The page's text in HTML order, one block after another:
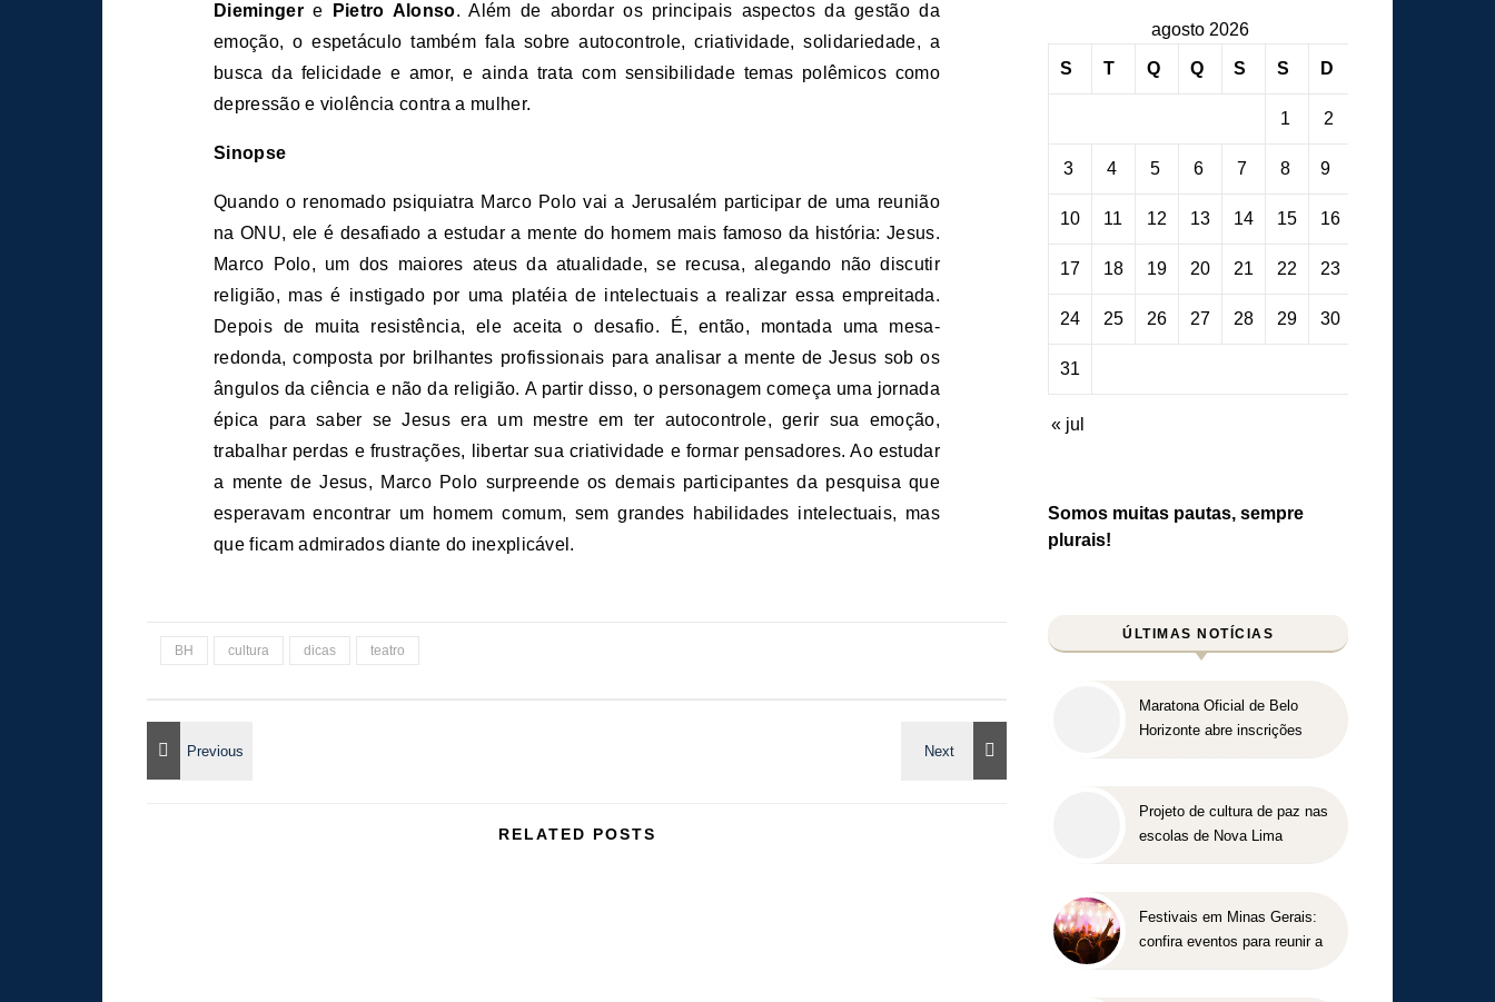
Diemingere Pietro Alonso. Além de abordar os principais aspectos da gestão da
emoção, o espetáculo também fala sobre autocontrole, criatividade, solidariedade, a
busca da felicidade e amor, e ainda trata com sensibilidade temas polêmicos como
depressão e violência contra a mulher.
Sinopse
Quando o renomado psiquiatra Marco Polo vai a Jerusalém participar de uma reunião
na ONU, ele é desafiado a estudar a mente do homem mais famoso da história: Jesus.
Marco Polo, um dos maiores ateus da atualidade, se recusa, alegando não discutir
religião, mas é instigado por uma platéia de intelectuais a realizar essa empreitada.
Depois de muita resistência, ele aceita o desafio. É, então, montada uma mesa-
redonda, composta por brilhantes profissionais para analisar a mente de Jesus sob os
ângulos da ciência e não da religião. A partir disso, o personagem começa uma jornada
épica para saber se Jesus era um mestre em ter autocontrole, gerir sua emoção,
trabalhar perdas e frustrações, libertar sua criatividade e formar pensadores. Ao estudar
a mente de Jesus, Marco Polo surpreende os demais participantes da pesquisa que
esperavam encontrar um homem comum, sem grandes habilidades intelectuais, mas
que ficam admirados diante do inexplicável.
BH cultura dicas teatro
RELATED POSTS
agosto 2026
S T Q Q S S D
1 2
3 4 5 6 7 8 9
10 11 12 13 14 15 16
17 18 19 20 21 22 23
24 25 26 27 28 29 30
31
« jul
Somos muitas pautas, sempre
plurais!
ÚLTIMAS NOTÍCIAS
Maratona Oficial de Belo
Horizonte abre inscrições
Projeto de cultura de paz nas
escolas de Nova Lima
Festivais em Minas Gerais:
confira eventos para reunir a